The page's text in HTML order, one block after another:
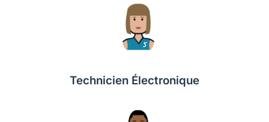
Technicien Électronique